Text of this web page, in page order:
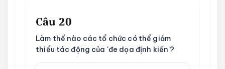
Câu 20
Làm thế nào các tổ chức có thể giảm
thiểu tác động của 'đe dọa định kiến'?